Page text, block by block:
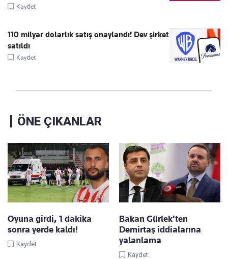
Kaydet
110 milyar dolarlık satış onaylandı! Dev şirket
satıldı
Kaydet
ÖNE ÇIKANLAR
Oyuna girdi, 1 dakika
sonra yerde kaldı!
Kaydet
Bakan Gürlek'ten
Demirtaş iddialarına
yalanlama
Kaydet